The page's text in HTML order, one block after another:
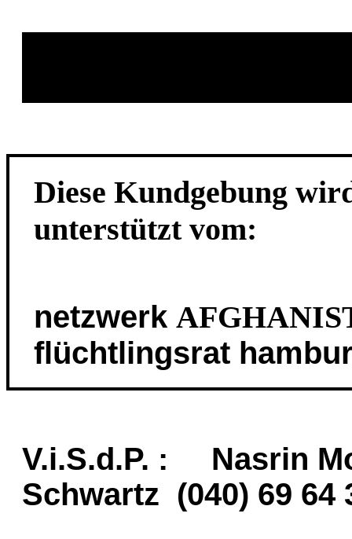
Diese Kundgebung
unterstützt vom:
netzwerk
flüchtlingsrat
V.i.S.d.P. : Nasrin
Schwartz (040) 69 64